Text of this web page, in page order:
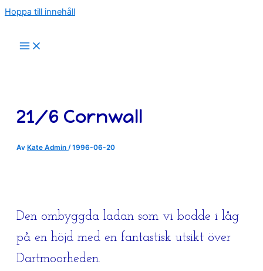
Hoppa till innehåll
21/6 Cornwall
Av Kate Admin /1996-06-20
Den ombyggda ladan som vi bodde i låg
på en höjd med en fantastisk utsikt över
Dartmoorheden.